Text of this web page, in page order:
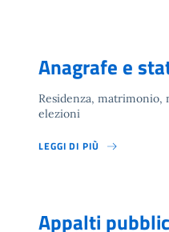
Anagrafe e
Residenza, matrimonio,
elezioni
LEGGI DI PIÙ
Appalti